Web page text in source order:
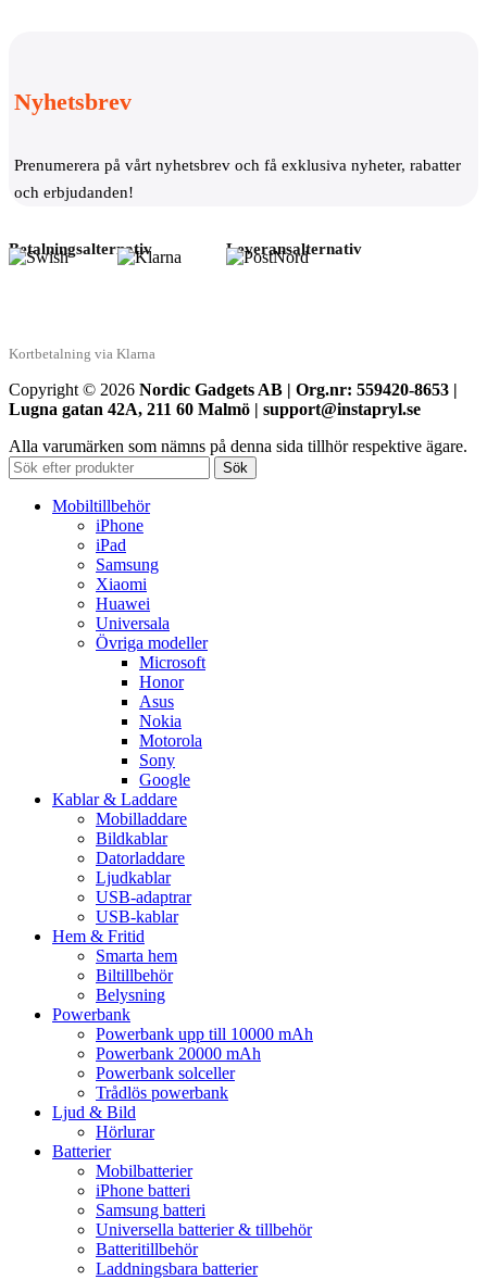
Nyhetsbrev
Prenumerera på vårt nyhetsbrev och få exklusiva nyheter, rabatter
och erbjudanden!
Betalningsalternativ
Kortbetalning via Klarna
Leveransalternativ
Copyright © 2026 Nordic Gadgets AB | Org.nr: 559420-8653 |
Lugna gatan 42A, 211 60 Malmö | support@instapryl.se
Alla varumärken som nämns på denna sida tillhör respektive ägare.
Sök
Mobiltillbehör
iPhone
iPad
Samsung
Xiaomi
Huawei
Universala
Övriga modeller
Microsoft
Honor
Asus
Nokia
Motorola
Sony
Google
Kablar & Laddare
Mobilladdare
Bildkablar
Datorladdare
Ljudkablar
USB-adaptrar
USB-kablar
Hem & Fritid
Smarta hem
Biltillbehör
Belysning
Powerbank
Powerbank upp till 10000 mAh
Powerbank 20000 mAh
Powerbank solceller
Trådlös powerbank
Ljud & Bild
Hörlurar
Batterier
Mobilbatterier
iPhone batteri
Samsung batteri
Universella batterier & tillbehör
Batteritillbehör
Laddningsbara batterier